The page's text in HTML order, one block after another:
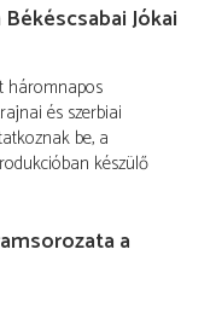
Jókai
háromnapos
és szerbiai
be, a
készülő
a